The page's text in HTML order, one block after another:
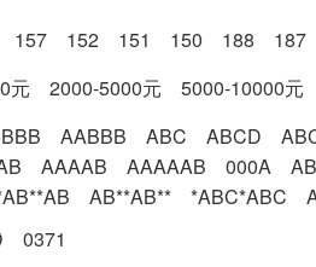
157 152 151 150 188 187
元 2000-5000元 5000-10000元
AABBB ABC ABCD
AAAAB AAAAAB 000A
AB**AB** *ABC*ABC
0371